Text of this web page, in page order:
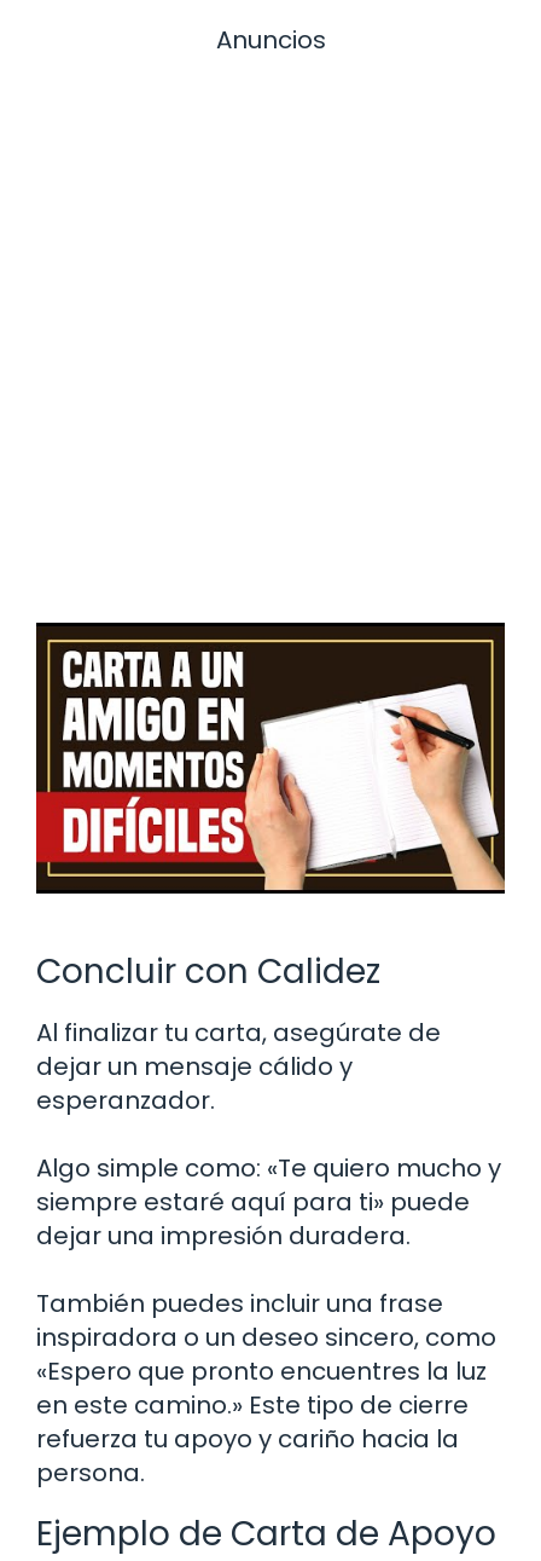
Anuncios
Concluir con Calidez
Al finalizar tu carta, asegúrate de
dejar un mensaje cálido y
esperanzador.
Algo simple como: «Te quiero mucho y
siempre estaré aquí para ti» puede
dejar una impresión duradera.
También puedes incluir una frase
inspiradora o un deseo sincero, como
«Espero que pronto encuentres la luz
en este camino.» Este tipo de cierre
refuerza tu apoyo y cariño hacia la
persona.
Ejemplo de Carta de Apoyo